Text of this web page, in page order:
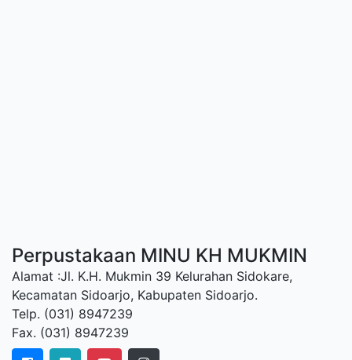
Perpustakaan MINU KH MUKMIN
Alamat :Jl. K.H. Mukmin 39 Kelurahan Sidokare,
Kecamatan Sidoarjo, Kabupaten Sidoarjo.
Telp. (031) 8947239
Fax. (031) 8947239